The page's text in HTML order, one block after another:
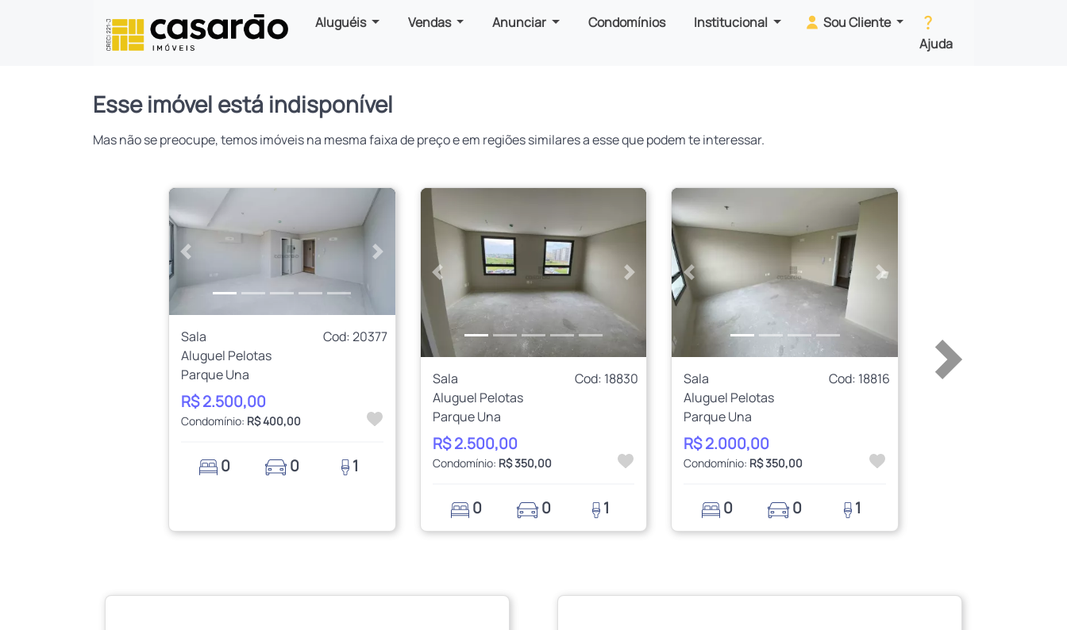
Aluguéis Vendas Anunciar Condomínios Institucional
Sou Cliente
Ajuda
Esse imóvel está indisponível
Mas não se preocupe, temos imóveis na mesma faixa de preço e em regiões similares a esse que podem te interessar.
Anterior Próximo
Sala
Cod: 20377
Aluguel Pelotas
Parque Una
R$ 2.500,00
Condomínio: R$ 400,00
0 0 1
Anterior Próximo
Sala
Cod: 18830
Aluguel Pelotas
Parque Una
R$ 2.500,00
Condomínio: R$ 350,00
0 0 1
Anterior Próximo
Sala
Cod: 18816
Aluguel Pelotas
Parque Una
R$ 2.000,00
Condomínio: R$ 350,00
0 0 1